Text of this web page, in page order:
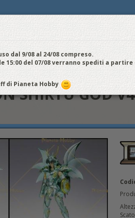
Vantaggi Aiuto Metodi di
SHIRYU GOD
dal 9/08 al 24/08 compreso.
del 07/08 verranno spediti a partire
di Pianeta Hobby